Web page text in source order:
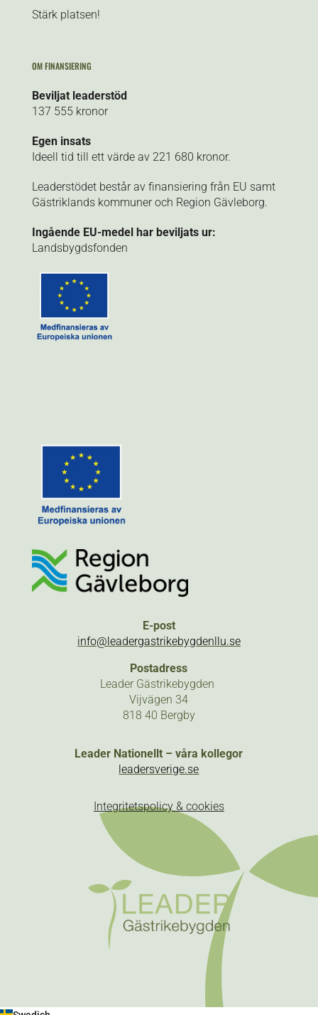
Stärk platsen!
OM FINANSIERING
Beviljat leaderstöd
137 555 kronor
Egen insats
Ideell tid till ett värde av 221 680 kronor.
Leaderstödet består av finansiering från EU samt
Gästriklands kommuner och Region Gävleborg.
Ingående EU-medel har beviljats ur:
Landsbygdsfonden
E-post
info@leadergastrikebygdenllu.se
Postadress
Leader Gästrikebygden
Vijvägen 34
818 40 Bergby
Leader Nationellt – våra kollegor
leadersverige.se
Integritetspolicy & cookies